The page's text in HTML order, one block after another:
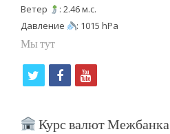
Ветер
: 2.46 м.с.
Давление
: 1015 hPa
Мы тут
i
f
c
y
u
Курс валют Межбанка